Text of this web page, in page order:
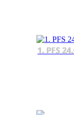
1. PFS